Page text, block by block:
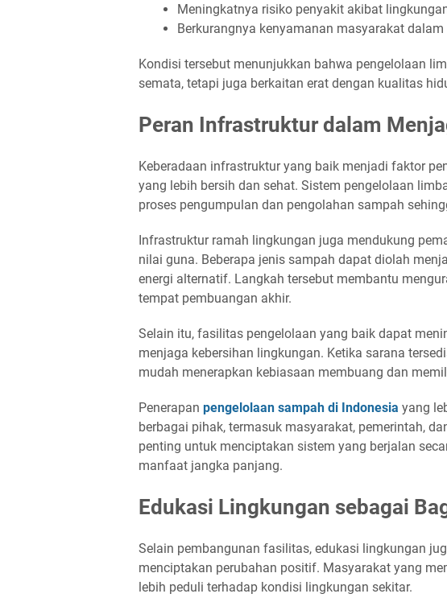
Meningkatnya risiko penyakit akibat
Berkurangnya kenyamanan masyarakat
Kondisi tersebut menunjukkan bahwa pengelolaan
semata, tetapi juga berkaitan erat dengan kualitas
Peran Infrastruktur dalam
Keberadaan infrastruktur yang baik menjadi faktor
yang lebih bersih dan sehat. Sistem pengelolaan
proses pengumpulan dan pengolahan sampah
Infrastruktur ramah lingkungan juga mendukung
nilai guna. Beberapa jenis sampah dapat diolah
energi alternatif. Langkah tersebut membantu
tempat pembuangan akhir.
Selain itu, fasilitas pengelolaan yang baik dapat
menjaga kebersihan lingkungan. Ketika sarana
mudah menerapkan kebiasaan membuang dan
Penerapan pengelolaan sampah di Indonesia yang
berbagai pihak, termasuk masyarakat, pemerintah,
penting untuk menciptakan sistem yang berjalan
manfaat jangka panjang.
Edukasi Lingkungan sebagai
Selain pembangunan fasilitas, edukasi lingkungan
menciptakan perubahan positif. Masyarakat yang
lebih peduli terhadap kondisi lingkungan sekitar.